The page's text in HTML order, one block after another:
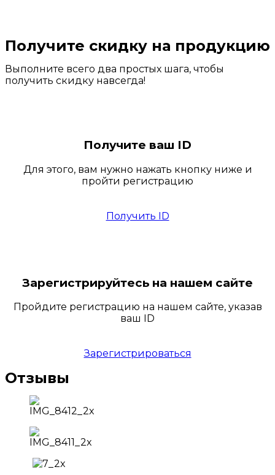
Получите скидку на продукцию
Выполните всего два простых шага, чтобы
получить скидку навсегда!
Получите ваш ID
Для этого, вам нужно нажать кнопку ниже и
пройти регистрацию
Получить ID
Зарегистрируйтесь на нашем сайте
Пройдите регистрацию на нашем сайте, указав
ваш ID
Зарегистрироваться
Отзывы